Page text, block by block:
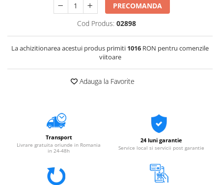
PRECOMANDA
Cod Produs: 02898
La achizitionarea acestui produs primiti 1016 RON pentru comenzile
viitoare
Adauga la Favorite
Transport
Livrare gratuita oriunde in Romania
in 24-48h
24 luni garantie
Service local si servicii post garantie